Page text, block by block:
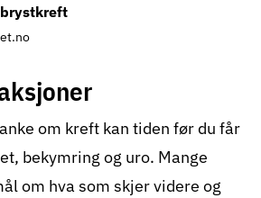
om kreft kan tiden før du får
bekymring og uro. Mange
om hva som skjer videre og